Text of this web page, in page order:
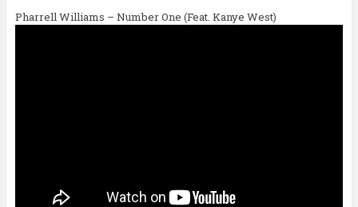
Pharrell Williams – Number One (Feat. Kanye West)